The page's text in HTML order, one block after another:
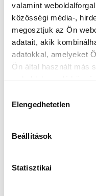
valamint
közösségi média-,
megosztjuk az Ön
adatait, akik
adatokkal, amelyeket
Ön által használt más
weboldalon való
kiválasztása
Elengedhetetlen
Beállítások
Statisztikai
MAKRAI
KAPTUNK AZ
FORDULÓRA”
2024-11-02 16:42:41
Így értékelt
0-ra megnyert